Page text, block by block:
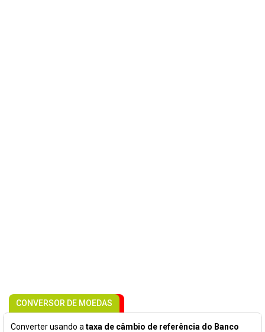
CONVERSOR DE MOEDAS
Converter usando a taxa de câmbio de referência do Banco